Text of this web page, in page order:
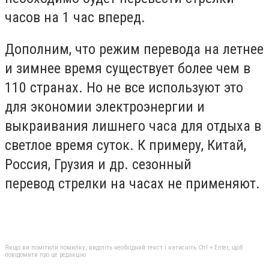
часов на 1 час вперед.
Дополним, что режим перевода на летнее
и зимнее время существует более чем в
110 странах. Но не все используют это
для экономии электроэнергии и
выкраивания лишнего часа для отдыха в
светлое время суток. К примеру, Китай,
Россия, Грузия и др. сезонный
перевод стрелки на часах не применяют.
Якщо ви помітили помилку, виділіть необхідний текст і натисніть Ctrl + Enter, щоб
повідомити про це редакцію